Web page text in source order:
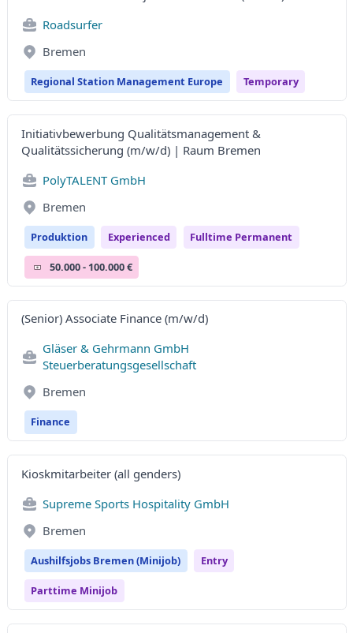
Roadsurfer
Bremen
Regional Station Management Europe Temporary
Initiativbewerbung Qualitätsmanagement &
Qualitätssicherung (m/w/d) | Raum Bremen
PolyTALENT GmbH
Bremen
Produktion Experienced Fulltime Permanent
50.000 - 100.000 €
(Senior) Associate Finance (m/w/d)
Gläser & Gehrmann GmbH
Steuerberatungsgesellschaft
Bremen
Finance
Kioskmitarbeiter (all genders)
Supreme Sports Hospitality GmbH
Bremen
Aushilfsjobs Bremen (Minijob) Entry
Parttime Minijob